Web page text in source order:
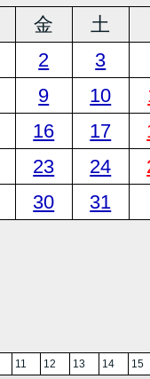
金 土
2
3
9 10
16 17
23 24
30 31
11 12 13 14 15